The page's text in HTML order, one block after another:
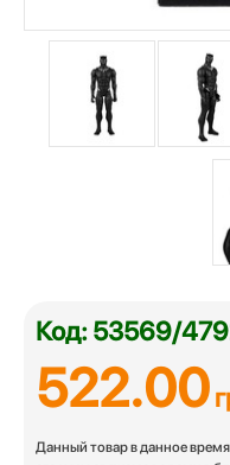
Код: 53569/
522.00
Данный товар в данное время